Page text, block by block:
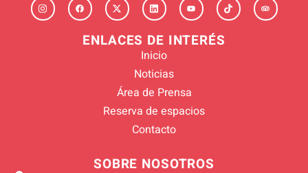
ENLACES DE INTERÉS
Inicio
Noticias
Área de Prensa
Reserva de espacios
Contacto
SOBRE NOSOTROS